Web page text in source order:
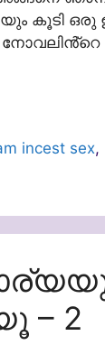
കൂടി ഒരു
incest sex,
– 2